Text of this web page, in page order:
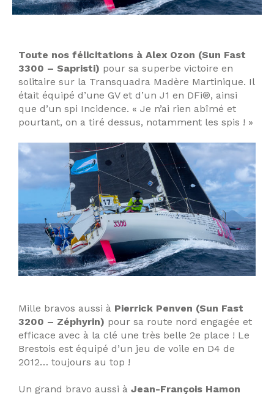
Toute nos félicitations à Alex Ozon (Sun Fast
3300 – Sapristi) pour sa superbe victoire en
solitaire sur la Transquadra Madère Martinique. Il
était équipé d’une GV et d’un J1 en DFi®, ainsi
que d’un spi Incidence. « Je n’ai rien abîmé et
pourtant, on a tiré dessus, notamment les spis ! »
Mille bravos aussi à Pierrick Penven (Sun Fast
3200 – Zéphyrin) pour sa route nord engagée et
efficace avec à la clé une très belle 2e place ! Le
Brestois est équipé d’un jeu de voile en D4 de
2012… toujours au top !
Un grand bravo aussi à Jean-François Hamon